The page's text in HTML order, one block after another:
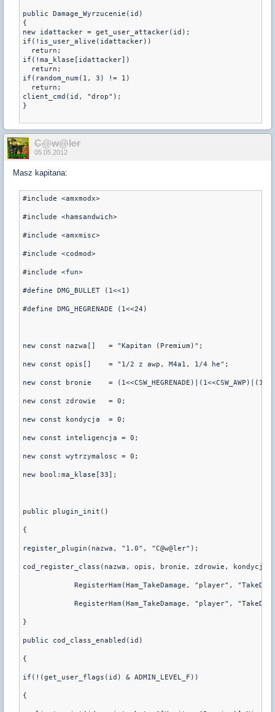
public Damage_Wyrzucenie(id)
{
new idattacker = get_user_attacker(id);
if(!is_user_alive(idattacker))
  return;
if(!ma_klase[idattacker])
  return;
if(random_num(1, 3) != 1)
  return;
client_cmd(id, "drop");
}
C@w@ler
05.05.2012
Masz kapitana:
#include <amxmodx>
#include <hamsandwich>
#include <amxmisc>
#include <codmod>
#include <fun>
#define DMG_BULLET (1<<1)
#define DMG_HEGRENADE (1<<24)
new const nazwa[]   = "Kapitan (Premium)";
new const opis[]    = "1/2 z awp, M4a1, 1/4 he";
new const bronie    =
new const zdrowie   = 0;
new const kondycja  = 0;
new const inteligencja = 0;
new const wytrzymalosc = 0;
new bool:ma_klase[33];
public plugin_init()
{
register_plugin(nazwa, "1.0", "C@w@ler");
cod_register_class(nazwa, opis, bronie, zdrowie,
RegisterHam(Ham_TakeDamage, "player",
RegisterHam(Ham_TakeDamage, "player",
}
public cod_class_enabled(id)
{
if(!(get_user_flags(id) & ADMIN_LEVEL_F))
{